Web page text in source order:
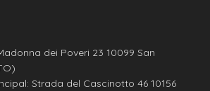
dei Poveri 23 10099 San
Strada del Cascinotto 46 10156